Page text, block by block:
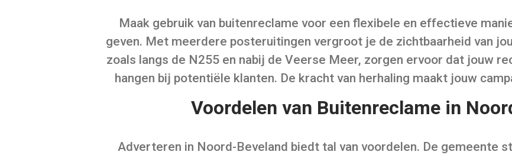
Maak gebruik van buitenreclame voor een flexibele en effectieve
geven. Met meerdere posteruitingen vergroot je de zichtbaarheid van
zoals langs de N255 en nabij de Veerse Meer, zorgen ervoor dat jouw
hangen bij potentiële klanten. De kracht van herhaling maakt jouw
Voordelen van Buitenreclame in
Adverteren in Noord-Beveland biedt tal van voordelen. De gemeente